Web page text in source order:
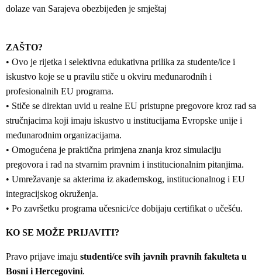
dolaze van Sarajeva obezbijeđen je smještaj
ZAŠTO?
• Ovo je rijetka i selektivna edukativna prilika za studente/ice i
iskustvo koje se u pravilu stiče u okviru međunarodnih i
profesionalnih EU programa.
• Stiče se direktan uvid u realne EU pristupne pregovore kroz rad sa
stručnjacima koji imaju iskustvo u institucijama Evropske unije i
međunarodnim organizacijama.
• Omogućena je praktična primjena znanja kroz simulaciju
pregovora i rad na stvarnim pravnim i institucionalnim pitanjima.
• Umrežavanje sa akterima iz akademskog, institucionalnog i EU
integracijskog okruženja.
• Po završetku programa učesnici/ce dobijaju certifikat o učešću.
KO SE MOŽE PRIJAVITI?
Pravo prijave imaju studenti/ce svih javnih pravnih fakulteta u
Bosni i Hercegovini.